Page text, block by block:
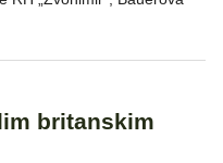
britanskim